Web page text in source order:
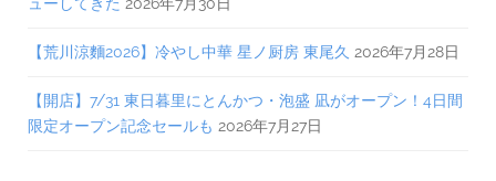
【荒川涼麵2026】冷やし中華 星ノ厨房 東尾久 2026年7月28日
【開店】7/31 東日暮里にとんかつ・泡盛 凪がオープン！4日間
限定オープン記念セールも 2026年7月27日